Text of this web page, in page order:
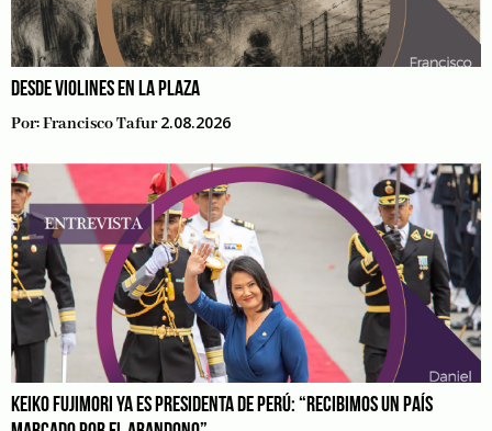
DESDE VIOLINES EN LA PLAZA
Por:Francisco Tafur 2.08.2026
KEIKO FUJIMORI YA ES PRESIDENTA DE PERÚ: “RECIBIMOS UN PAÍS